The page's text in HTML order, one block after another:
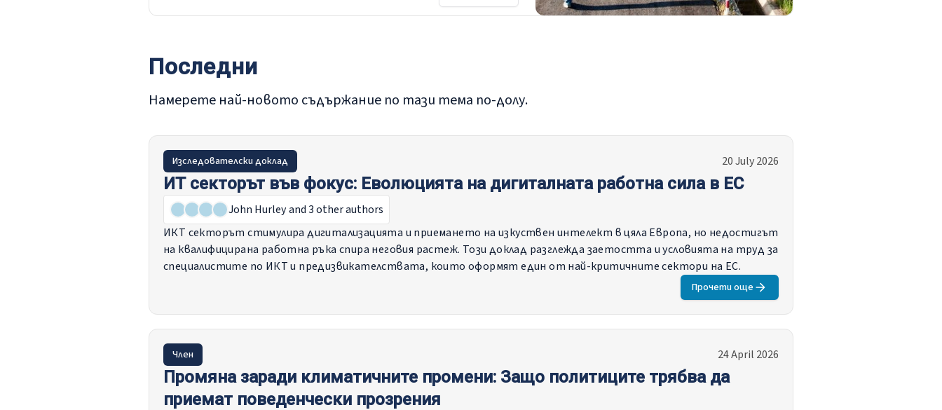
Последни
Намерете най-новото съдържание по тази тема по-долу.
Изследователски доклад 20 July 2026
ИТ секторът във фокус: Еволюцията на дигиталната работна сила в ЕС
John Hurleyand 3 other authors
ИКТ секторът стимулира дигитализацията и приемането на изкуствен интелект в цяла Европа, но недостигът
на квалифицирана работна ръка спира неговия растеж. Този доклад разглежда заетостта и условията на труд за
специалистите по ИКТ и предизвикателствата, които оформят един от най-критичните сектори на ЕС.
Прочети още
Член 24 April 2026
Промяна заради климатичните промени: Защо политиците трябва да
приемат поведенчески прозрения